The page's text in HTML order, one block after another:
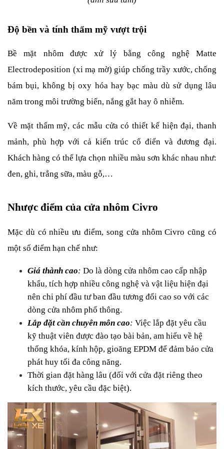
Độ bền và tính thẩm mỹ vượt trội
Bề mặt nhôm được xử lý bằng công nghệ Matte
Electrodeposition (xi mạ mờ) giúp chống trầy xước, chống
bám bụi, không bị oxy hóa hay bạc màu dù sử dụng lâu
năm trong môi trường biển, nắng gắt hay ô nhiễm.
Về mặt thẩm mỹ, các mẫu cửa có thiết kế hiện đại, thanh
mảnh, phù hợp với cả kiến trúc cổ điển và đương đại.
Khách hàng có thể lựa chọn nhiều màu sơn khác nhau như:
đen, ghi, trắng sữa, màu gỗ,…
Nhược điểm của cửa nhôm Civro
Mặc dù có nhiều ưu điểm, song cửa nhôm Civro cũng có
một số điểm hạn chế như:
Giá thành cao: Do là dòng cửa nhôm cao cấp nhập
khẩu, tích hợp nhiều công nghệ và vật liệu hiện đại
nên chi phí đầu tư ban đầu tương đối cao so với các
dòng cửa nhôm phổ thông.
Lắp đặt cần chuyên môn cao: Việc lắp đặt yêu cầu
kỹ thuật viên được đào tạo bài bản, am hiểu về hệ
thống khóa, kính hộp, gioăng EPDM để đảm bảo cửa
phát huy tối đa công năng.
Thời gian đặt hàng lâu (đối với cửa đặt riêng theo
kích thước, yêu cầu đặc biệt).